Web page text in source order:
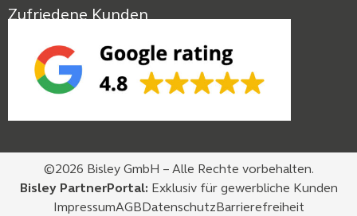
Zufriedene Kunden
©2026 Bisley GmbH – Alle Rechte vorbehalten.
Bisley PartnerPortal: Exklusiv für gewerbliche Kunden
ImpressumAGB Datenschutz Barrierefreiheit